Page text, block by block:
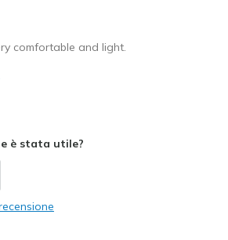
comfortable and light.
è stata utile?